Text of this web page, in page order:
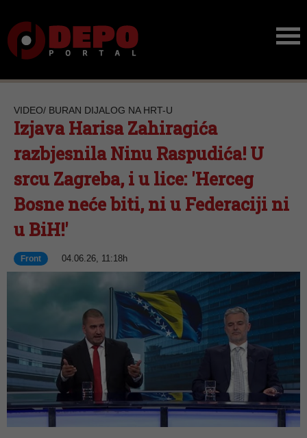
VIDEO/ BURAN DIJALOG NA HRT-U
Izjava Harisa Zahiragića
razbjesnila Ninu Raspudića! U
srcu Zagreba, i u lice: 'Herceg
Bosne neće biti, ni u Federaciji ni
u BiH!'
Front 04.06.26, 11:18h